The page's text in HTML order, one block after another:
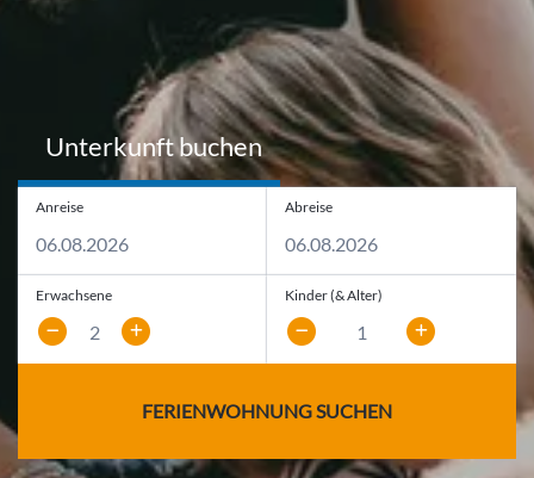
Unterkunft buchen
Anreise Abreise
Erwachsene Kinder (& Alter)
FERIENWOHNUNG SUCHEN